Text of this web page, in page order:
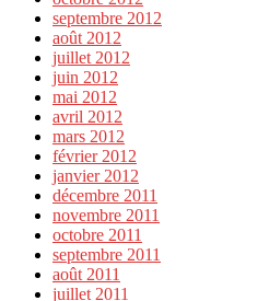
septembre 2012
août 2012
juillet 2012
juin 2012
mai 2012
avril 2012
mars 2012
février 2012
janvier 2012
décembre 2011
novembre 2011
octobre 2011
septembre 2011
août 2011
juillet 2011